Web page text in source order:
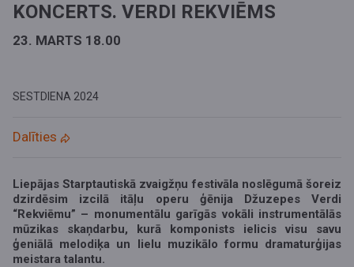
KONCERTS. VERDI REKVIĒMS
23. MARTS 18.00
SESTDIENA 2024
Dalīties
Liepājas Starptautiskā zvaigžņu festivāla noslēgumā šoreiz
dzirdēsim izcilā itāļu operu ģēnija Džuzepes Verdi
“Rekviēmu” – monumentālu garīgās vokāli instrumentālās
mūzikas skaņdarbu, kurā komponists ielicis visu savu
ģeniālā melodiķa un lielu muzikālo formu dramaturģijas
meistara talantu.